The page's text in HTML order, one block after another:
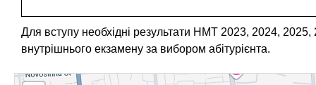
с
т
ь
о
)
Для вступу необхідні результати НМТ 2023, 2024, 2025,
внутрішнього екзамену за вибором абітурієнта.